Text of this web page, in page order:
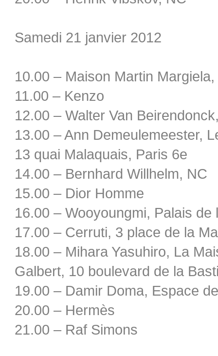
Samedi 21 janvier 2012
10.00 – Maison Martin
11.00 – Kenzo
12.00 – Walter Van
13.00 – Ann Demeulemeester,
13 quai Malaquais, Paris 6e
14.00 – Bernhard Willhelm, NC
15.00 – Dior Homme
16.00 – Wooyoungmi, Palais
17.00 – Cerruti, 3 place de la
18.00 – Mihara Yasuhiro, La
Galbert, 10 boulevard de la
19.00 – Damir Doma, Espace
20.00 – Hermès
21.00 – Raf Simons